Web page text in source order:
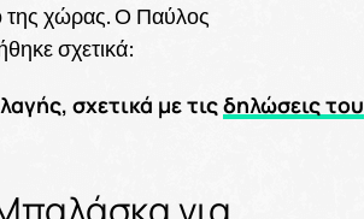
της χώρας. Ο Παύλος
σχετικά:
σχετικά με τιςδηλώσεις του